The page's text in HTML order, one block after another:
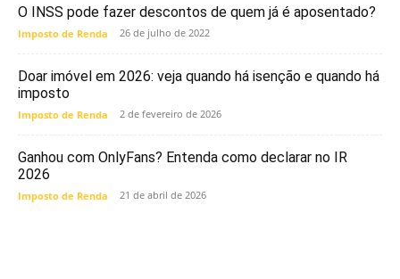
O INSS pode fazer descontos de quem já é aposentado?
Imposto de Renda 26 de julho de 2022
Doar imóvel em 2026: veja quando há isenção e quando há
imposto
Imposto de Renda 2 de fevereiro de 2026
Ganhou com OnlyFans? Entenda como declarar no IR
2026
Imposto de Renda 21 de abril de 2026